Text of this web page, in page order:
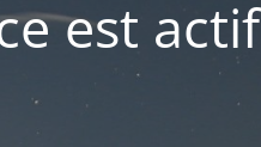
est actif